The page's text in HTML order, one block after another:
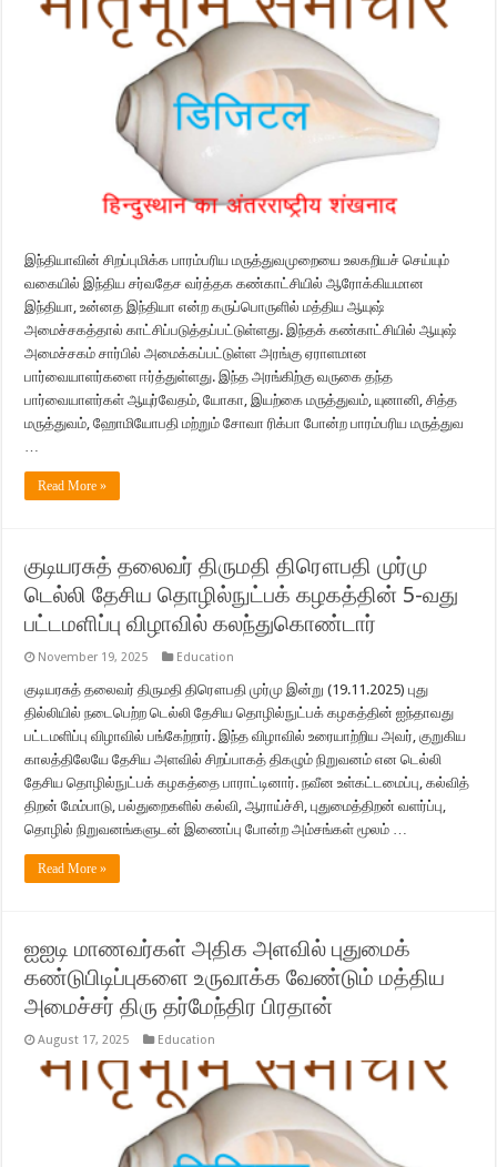
இந்தியாவின் சிறப்புமிக்க பாரம்பரிய மருத்துவமுறையை உலகறியச் செய்யும்
வகையில் இந்திய சர்வதேச வர்த்தக கண்காட்சியில் ஆரோக்கியமான
இந்தியா, உன்னத இந்தியா என்ற கருப்பொருளில் மத்திய ஆயுஷ்
அமைச்சகத்தால் காட்சிப்படுத்தப்பட்டுள்ளது. இந்தக் கண்காட்சியில் ஆயுஷ்
அமைச்சகம் சார்பில் அமைக்கப்பட்டுள்ள அரங்கு ஏராளமான
பார்வையாளர்களை ஈர்த்துள்ளது. இந்த அரங்கிற்கு வருகை தந்த
பார்வையாளர்கள் ஆயுர்வேதம், யோகா, இயற்கை மருத்துவம், யுனானி, சித்த
மருத்துவம், ஹோமியோபதி மற்றும் சோவா ரிக்பா போன்ற பாரம்பரிய மருத்துவ
Read More »
குடியரசுத் தலைவர் திருமதி திரௌபதி முர்மு
டெல்லி தேசிய தொழில்நுட்பக் கழகத்தின் 5-வது
பட்டமளிப்பு விழாவில் கலந்துகொண்டார்
November 19, 2025 Education
குடியரசுத் தலைவர் திருமதி திரௌபதி முர்மு இன்று (19.11.2025) புது
தில்லியில் நடைபெற்ற டெல்லி தேசிய தொழில்நுட்பக் கழகத்தின் ஐந்தாவது
பட்டமளிப்பு விழாவில் பங்கேற்றார். இந்த விழாவில் உரையாற்றிய அவர், குறுகிய
காலத்திலேயே தேசிய அளவில் சிறப்பாகத் திகழும் நிறுவனம் என டெல்லி
தேசிய தொழில்நுட்பக் கழகத்தை பாராட்டினார். நவீன உள்கட்டமைப்பு, கல்வித்
திறன் மேம்பாடு, பல்துறைகளில் கல்வி, ஆராய்ச்சி, புதுமைத்திறன் வளர்ப்பு,
தொழில் நிறுவனங்களுடன் இணைப்பு போன்ற அம்சங்கள் மூலம் …
Read More »
ஐஐடி மாணவர்கள் அதிக அளவில் புதுமைக்
கண்டுபிடிப்புகளை உருவாக்க வேண்டும் மத்திய
அமைச்சர் திரு தர்மேந்திர பிரதான்
August 17, 2025 Education